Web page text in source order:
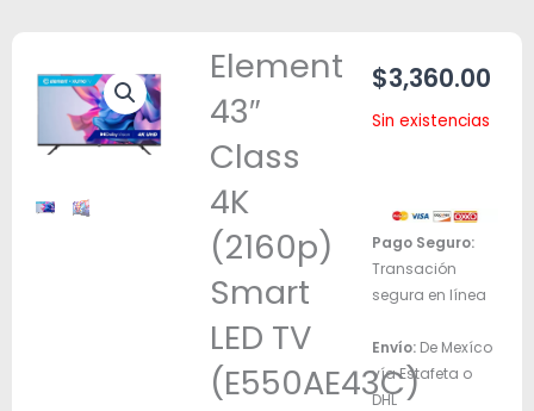
Element
43″
Class
4K
(2160p)
Smart
LED TV
(E550AE43C)
$3,360.00
Sin existencias
Pago Seguro:
Transación
segura en línea
Envío:De Mexíco
vía Estafeta o
DHL